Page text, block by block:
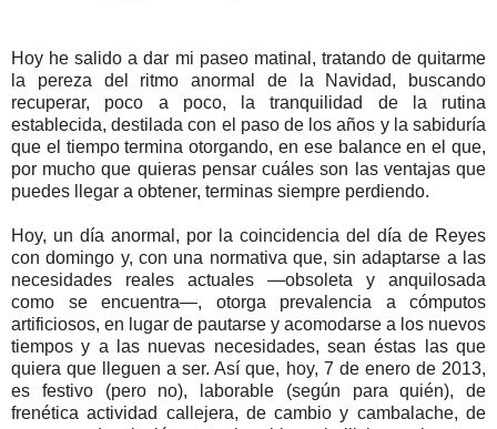
Hoy he salido a dar mi paseo matinal, tratando de quitarme
la pereza del ritmo anormal de la Navidad, buscando
recuperar, poco a poco, la tranquilidad de la rutina
establecida, destilada con el paso de los años y la sabiduría
que el tiempo termina otorgando, en ese balance en el que,
por mucho que quieras pensar cuáles son las ventajas que
puedes llegar a obtener, terminas siempre perdiendo.
Hoy, un día anormal, por la coincidencia del día de Reyes
con domingo y, con una normativa que, sin adaptarse a las
necesidades reales actuales —obsoleta y anquilosada
como se encuentra—, otorga prevalencia a cómputos
artificiosos, en lugar de pautarse y acomodarse a los nuevos
tiempos y a las nuevas necesidades, sean éstas las que
quiera que lleguen a ser. Así que, hoy, 7 de enero de 2013,
es festivo (pero no), laborable (según para quién), de
frenética actividad callejera, de cambio y cambalache, de